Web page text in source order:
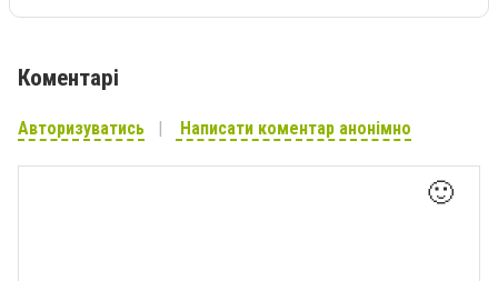
Коментарі
Авторизуватись Написати коментар анонімно
🙂